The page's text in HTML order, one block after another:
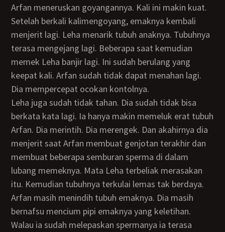
Arfan meneruskan goyangannya. Kali ini makin kuat.
Setelah berkali kalimengoyang, emaknya kembali
menjerit lagi. Leha menarik tubuh anaknya. Tubuhnya
terasa mengejang lagi. Beberapa saat kemudian
memek Leha banjir lagi. Ini sudah berulang yang
keepat kali. Arfan sudah tidak dapat menahan lagi.
Dia mempercepat ocokan kontolnya.
Leha juga sudah tidak tahan. Dia sudah tidak bisa
berkata kata lagi. Ia hanya makin memeluk erat tubuh
Arfan. Dia merintih. Dia merengek. Dan akahirnya dia
menjerit saat Arfan membuat genjotan terakhir dan
membuat beberapa semburan sperma di dalam
lubang memeknya. Mata Leha terbeliak merasakan
itu. Kemudian tubuhnya terkulai lemas tak berdaya.
Arfan masih menindih tubuh emaknya. Dia masih
bernafsu mencium pipi emaknya yang keletihan.
Walau ia sudah melepaskan spermanya ia terasa